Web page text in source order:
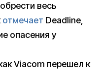
весь
отмечает Deadline,
опасения у
Viacom перешел к